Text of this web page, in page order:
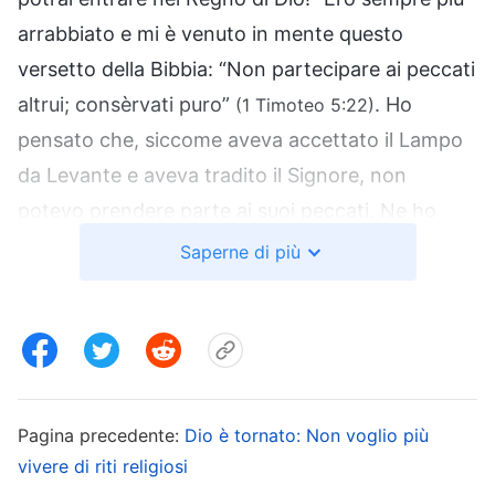
arrabbiato e mi è venuto in mente questo
versetto della Bibbia: “Non partecipare ai peccati
altrui; consèrvati puro” (1 Timoteo 5:22). Ho
pensato che, siccome aveva accettato il Lampo
da Levante e aveva tradito il Signore, non
potevo prendere parte ai suoi peccati. Ne ho
parlato subito col pastore in modo che potesse
persone che predicano altri credi è un
Vedi se ha dei libri e distruggili se ne trovi. Torna
subito a casa, controllala. Non puoi
Saperne di più
Pagina precedente: Dio è tornato: Non voglio più
vivere di riti religiosi